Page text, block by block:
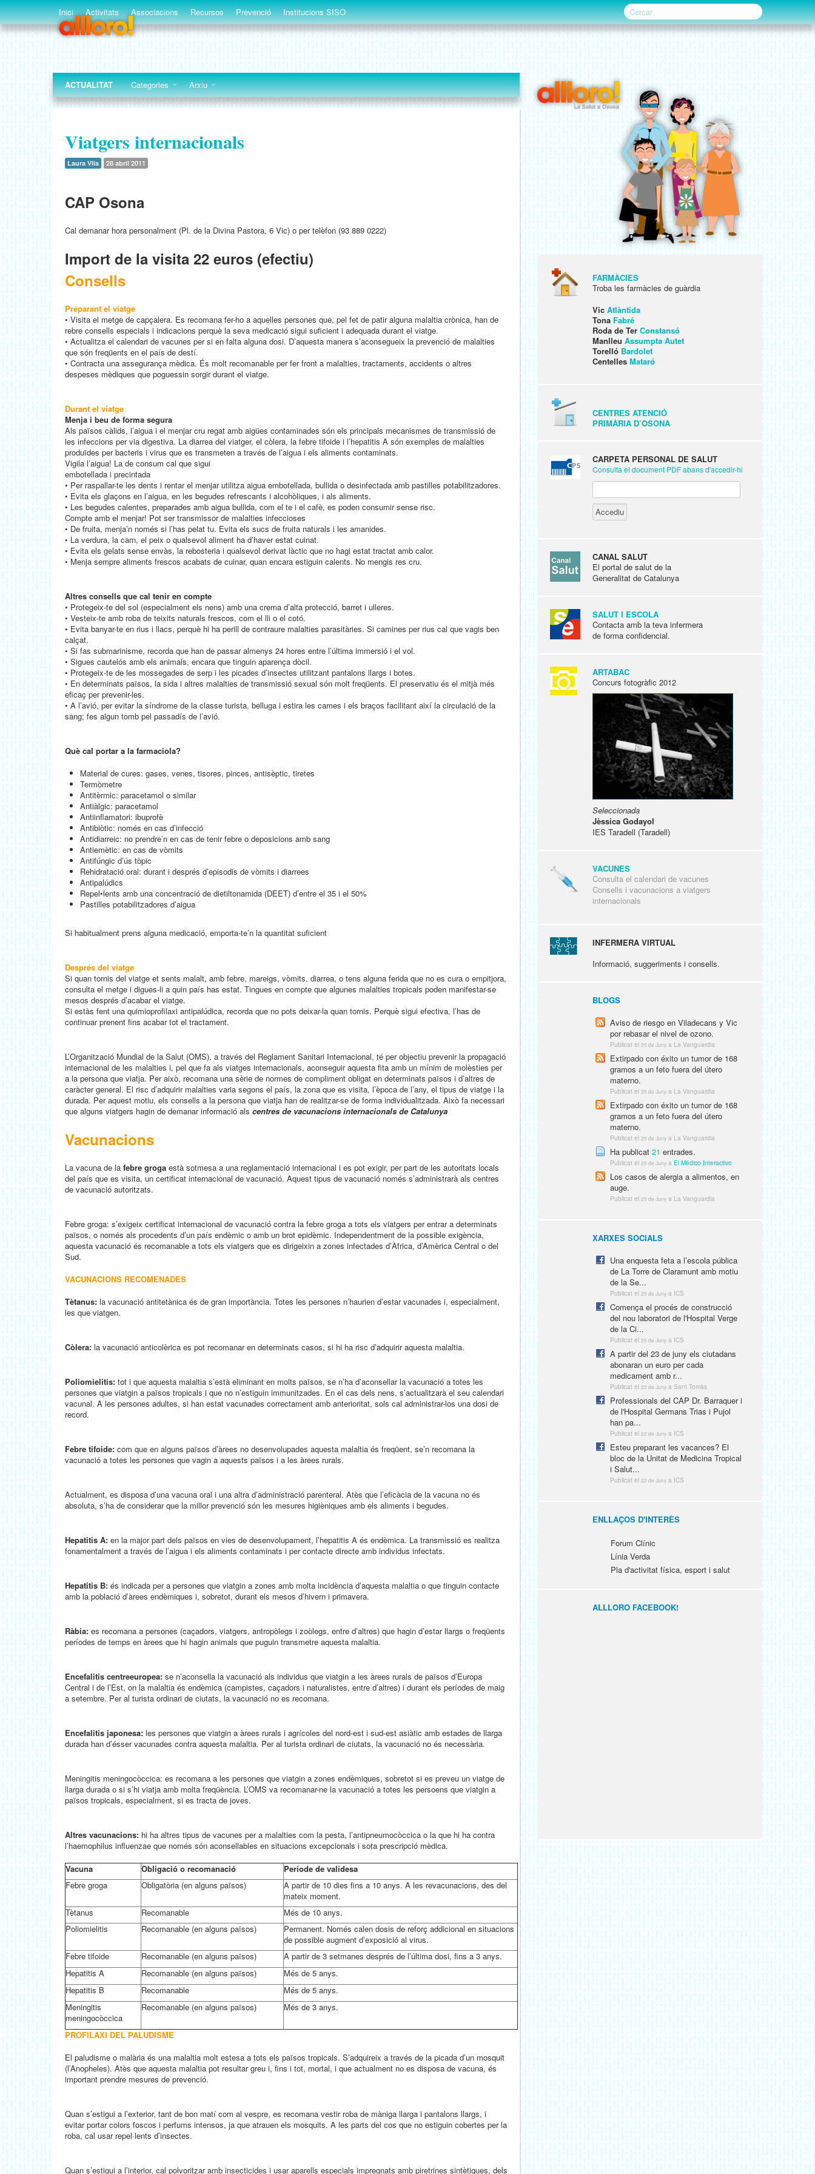
Inici Activitats Associacions Recursos Prevenció Institucions SISO
ACTUALITAT Categories Arxiu
Viatgers internacionals
Laura Vila 28 abril 2011
CAP Osona
Cal demanar hora personalment (Pl. de la Divina Pastora, 6 Vic) o per telèfon (93 889 0222)
Import de la visita 22 euros (efectiu)
Consells
Preparant el viatge
• Visita el metge de capçalera. Es recomana fer-ho a aquelles persones que, pel fet de patir alguna malaltia crònica, han de
rebre consells especials i indicacions perquè la seva medicació sigui suficient i adequada durant el viatge.
• Actualitza el calendari de vacunes per si en falta alguna dosi. D’aquesta manera s’aconsegueix la prevenció de malalties
que són freqüents en el país de destí.
• Contracta una assegurança mèdica. És molt recomanable per fer front a malalties, tractaments, accidents o altres
despeses mèdiques que poguessin sorgir durant el viatge.
Durant el viatge
Menja i beu de forma segura
Als països càlids, l’aigua i el menjar cru regat amb aigües contaminades són els principals mecanismes de transmissió de
les infeccions per via digestiva. La diarrea del viatger, el còlera, la febre tifoide i l’hepatitis A són exemples de malalties
produïdes per bacteris i virus que es transmeten a través de l’aigua i els aliments contaminats.
Vigila l’aigua! La de consum cal que sigui
embotellada i precintada
• Per raspallar-te les dents i rentar el menjar utilitza aigua embotellada, bullida o desinfectada amb pastilles potabilitzadores.
• Evita els glaçons en l’aigua, en les begudes refrescants i alcohòliques, i als aliments.
• Les begudes calentes, preparades amb aigua bullida, com el te i el cafè, es poden consumir sense risc.
Compte amb el menjar! Pot ser transmissor de malalties infeccioses
• De fruita, menja’n només si l’has pelat tu. Evita els sucs de fruita naturals i les amanides.
• La verdura, la carn, el peix o qualsevol aliment ha d’haver estat cuinat.
• Evita els gelats sense envàs, la rebosteria i qualsevol derivat làctic que no hagi estat tractat amb calor.
• Menja sempre aliments frescos acabats de cuinar, quan encara estiguin calents. No mengis res cru.
Altres consells que cal tenir en compte
• Protegeix-te del sol (especialment els nens) amb una crema d’alta protecció, barret i ulleres.
• Vesteix-te amb roba de teixits naturals frescos, com el lli o el cotó.
• Evita banyar-te en rius i llacs, perquè hi ha perill de contraure malalties parasitàries. Si camines per rius cal que vagis ben
calçat.
• Si fas submarinisme, recorda que han de passar almenys 24 hores entre l’última immersió i el vol.
• Sigues cautelós amb els animals, encara que tinguin aparença dòcil.
• Protegeix-te de les mossegades de serp i les picades d’insectes utilitzant pantalons llargs i botes.
• En determinats països, la sida i altres malalties de transmissió sexual són molt freqüents. El preservatiu és el mitjà més
eficaç per prevenir-les.
• A l’avió, per evitar la síndrome de la classe turista, belluga i estira les cames i els braços facilitant així la circulació de la
sang; fes algun tomb pel passadís de l’avió.
Què cal portar a la farmaciola?
Material de cures: gases, venes, tisores, pinces, antisèptic, tiretes
Termòmetre
Antitèrmic: paracetamol o similar
Antiàlgic: paracetamol
Antiinflamatori: ibuprofè
Antibiòtic: només en cas d’infecció
Antidiarreic: no prendre’n en cas de tenir febre o deposicions amb sang
Antiemètic: en cas de vòmits
Antifúngic d’ús tòpic
Rehidratació oral: durant i després d’episodis de vòmits i diarrees
Antipalúdics
Repel•lents amb una concentració de dietiltonamida (DEET) d’entre el 35 i el 50%
Pastilles potabilitzadores d’aigua
Si habitualment prens alguna medicació, emporta-te’n la quantitat suficient
Després del viatge
Si quan tornis del viatge et sents malalt, amb febre, mareigs, vòmits, diarrea, o tens alguna ferida que no es cura o empitjora,
consulta el metge i digues-li a quin país has estat. Tingues en compte que algunes malalties tropicals poden manifestar-se
mesos després d’acabar el viatge.
Si estàs fent una quimioprofilaxi antipalúdica, recorda que no pots deixar-la quan tornis. Perquè sigui efectiva, l’has de
continuar prenent fins acabar tot el tractament.
L’Organització Mundial de la Salut (OMS), a través del Reglament Sanitari Internacional, té per objectiu prevenir la propagació
internacional de les malalties i, pel que fa als viatges internacionals, aconseguir aquesta fita amb un mínim de molèsties per
a la persona que viatja. Per això, recomana una sèrie de normes de compliment obligat en determinats països i d’altres de
caràcter general. El risc d’adquirir malalties varia segons el país, la zona que es visita, l’època de l’any, el tipus de viatge i la
durada. Per aquest motiu, els consells a la persona que viatja han de realitzar-se de forma individualitzada. Això fa necessari
que alguns viatgers hagin de demanar informació als centres de vacunacions internacionals de Catalunya
Vacunacions
La vacuna de la febre groga està sotmesa a una reglamentació internacional i es pot exigir, per part de les autoritats locals
del país que es visita, un certificat internacional de vacunació. Aquest tipus de vacunació només s’administrarà als centres
de vacunació autoritzats.
Febre groga: s’exigeix certificat internacional de vacunació contra la febre groga a tots els viatgers per entrar a determinats
països, o només als procedents d’un país endèmic o amb un brot epidèmic. Independentment de la possible exigència,
aquesta vacunació és recomanable a tots els viatgers que es dirigeixin a zones infectades d’Àfrica, d’Amèrica Central o del
Sud.
VACUNACIONS RECOMENADES
Tètanus: la vacunació antitetànica és de gran importància. Totes les persones n’haurien d’estar vacunades i, especialment,
les que viatgen.
Còlera: la vacunació anticolèrica es pot recomanar en determinats casos, si hi ha risc d’adquirir aquesta malaltia.
Poliomielitis: tot i que aquesta malaltia s’està eliminant en molts països, se n’ha d’aconsellar la vacunació a totes les
persones que viatgin a països tropicals i que no n’estiguin immunitzades. En el cas dels nens, s’actualitzarà el seu calendari
vacunal. A les persones adultes, si han estat vacunades correctament amb anterioritat, sols cal administrar-los una dosi de
record.
Febre tifoide: com que en alguns països d’àrees no desenvolupades aquesta malaltia és freqüent, se’n recomana la
vacunació a totes les persones que vagin a aquests països i a les àrees rurals.
Actualment, es disposa d’una vacuna oral i una altra d’administració parenteral. Atès que l’eficàcia de la vacuna no és
absoluta, s’ha de considerar que la millor prevenció són les mesures higièniques amb els aliments i begudes.
Hepatitis A: en la major part dels països en vies de desenvolupament, l’hepatitis A és endèmica. La transmissió es realitza
fonamentalment a través de l’aigua i els aliments contaminats i per contacte directe amb individus infectats.
Hepatitis B: és indicada per a persones que viatgin a zones amb molta incidència d’aquesta malaltia o que tinguin contacte
amb la població d’àrees endèmiques i, sobretot, durant els mesos d’hivern i primavera.
Ràbia: es recomana a persones (caçadors, viatgers, antropòlegs i zoòlegs, entre d’altres) que hagin d’estar llargs o freqüents
períodes de temps en àrees que hi hagin animals que puguin transmetre aquesta malaltia.
Encefalitis centreeuropea: se n’aconsella la vacunació als individus que viatgin a les àrees rurals de països d’Europa
Central i de l’Est, on la malaltia és endèmica (campistes, caçadors i naturalistes, entre d’altres) i durant els períodes de maig
a setembre. Per al turista ordinari de ciutats, la vacunació no es recomana.
Encefalitis japonesa: les persones que viatgin a àrees rurals i agrícoles del nord-est i sud-est asiàtic amb estades de llarga
durada han d’ésser vacunades contra aquesta malaltia. Per al turista ordinari de ciutats, la vacunació no és necessària.
Meningitis meningocòccica: es recomana a les persones que viatgin a zones endèmiques, sobretot si es preveu un viatge de
llarga durada o si s’hi viatja amb molta freqüència. L’OMS va recomanar-ne la vacunació a totes les persoens que viatgin a
països tropicals, especialment, si es tracta de joves.
Altres vacunacions: hi ha altres tipus de vacunes per a malalties com la pesta, l’antipneumocòccica o la que hi ha contra
l’haemophilus influenzae que només són aconsellables en situacions excepcionals i sota prescripció mèdica.
Vacuna
Obligació o recomanació
Període de validesa
Febre groga
Obligatòria (en alguns països)
A partir de 10 dies fins a 10 anys. A les revacunacions, des del
mateix moment.
Tètanus
Recomanable
Més de 10 anys.
Poliomielitis
Recomanable (en alguns països)
Permanent. Només calen dosis de reforç addicional en situacions
de possible augment d’exposició al virus.
Febre tifoide
Recomanable (en alguns països)
A partir de 3 setmanes després de l’última dosi, fins a 3 anys.
Hepatitis A
Recomanable (en alguns països)
Més de 5 anys.
Hepatitis B
Recomanable
Més de 5 anys.
Meningitis
meningocòccica
Recomanable (en alguns països) Més de 3 anys.
PROFILAXI DEL PALUDISME
El paludisme o malària és una malaltia molt estesa a tots els països tropicals. S’adquireix a través de la picada d’un mosquit
(l’Anopheles). Atès que aquesta malaltia pot resultar greu i, fins i tot, mortal, i que actualment no es disposa de vacuna, és
important prendre mesures de prevenció.
Quan s’estigui a l’exterior, tant de bon matí com al vespre, es recomana vestir roba de màniga llarga i pantalons llargs, i
evitar portar colors foscos i perfums intensos, ja que atrauen els mosquits. A les parts del cos que no estiguin cobertes per la
roba, cal usar repel·lents d’insectes.
Quan s’estigui a l’interior, cal polvoritzar amb insecticides i usar aparells especials impregnats amb piretrines sintètiques, dels
FARMÀCIES
Troba les farmàcies de guàrdia
Vic Atlàntida
Tona Fabré
Roda de Ter Constansó
Manlleu Assumpta Autet
Torelló Bardolet
Centelles Mataró
CENTRES ATENCIÓ
PRIMÀRIA D’OSONA
CARPETA PERSONAL DE SALUT
Consulta el document PDF abans d'accedir-hi
CANAL SALUT
El portal de salut de la
Generalitat de Catalunya
SALUT I ESCOLA
Contacta amb la teva infermera
de forma confidencial.
ARTABAC
Concurs fotogràfic 2012
Seleccionada
Jèssica Godayol
IES Taradell (Taradell)
VACUNES
Consulta el calendari de vacunes
Consells i vacunacions a viatgers
internacionals
INFERMERA VIRTUAL
Informació, suggeriments i consells.
BLOGS
Aviso de riesgo en Viladecans y Vic
por rebasar el nivel de ozono.
Publicat el 25 de Juny a La Vanguardia
Extirpado con éxito un tumor de 168
gramos a un feto fuera del útero
materno.
Publicat el 25 de Juny a La Vanguardia
Extirpado con éxito un tumor de 168
gramos a un feto fuera del útero
materno.
Publicat el 25 de Juny a La Vanguardia
Ha publicat 21 entrades.
Publicat el 25 de Juny a El Médico Interactivo
Los casos de alergia a alimentos, en
auge.
Publicat el 25 de Juny a La Vanguardia
XARXES SOCIALS
Una enquesta feta a l’escola pública
de La Torre de Claramunt amb motiu
de la Se...
Publicat el 25 de Juny a ICS
Comença el procés de construcció
del nou laboratori de l'Hospital Verge
de la Ci...
Publicat el 25 de Juny a ICS
A partir del 23 de juny els ciutadans
abonaran un euro per cada
medicament amb r...
Publicat el 22 de Juny a Sant Tomàs
Professionals del CAP Dr. Barraquer i
de l'Hospital Germans Trias i Pujol
han pa...
Publicat el 22 de Juny a ICS
Esteu preparant les vacances? El
bloc de la Unitat de Medicina Tropical
i Salut...
Publicat el 22 de Juny a ICS
ENLLAÇOS D'INTERÈS
Forum Clínic
Línia Verda
Pla d'activitat física, esport i salut
ALLLORO FACEBOOK!